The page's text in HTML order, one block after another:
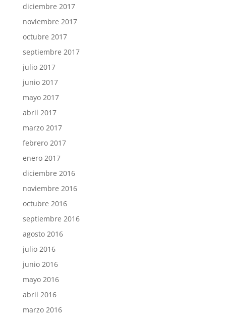
diciembre 2017
noviembre 2017
octubre 2017
septiembre 2017
julio 2017
junio 2017
mayo 2017
abril 2017
marzo 2017
febrero 2017
enero 2017
diciembre 2016
noviembre 2016
octubre 2016
septiembre 2016
agosto 2016
julio 2016
junio 2016
mayo 2016
abril 2016
marzo 2016